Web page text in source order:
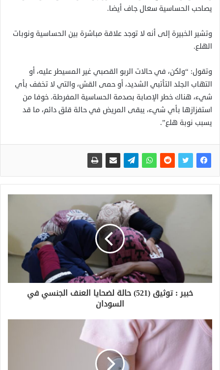
يصاحب الحساسية سعال جاف أيضا.
وتشير الخبيرة إلى أنه لا توجد علاقة مباشرة بين الحساسية ونوبات
الهلع.
وتقول: “ولكن، في حالات الربو القصبي غير المسيطر عليه، أو
التهاب الجلد التأتبي الشديد، أو حمى القش، والتي لا تخفف بأي
شيء، هناك خطر الإصابة بصدمة الحساسية المفرطة. خوفا من
استفزازها بأي شيء، يبقى المريض في حالة قلق دائم، ما قد
يسبب نوبة هلع”.
خبير : توثيق (521) حالة لضحايا العنف الجنسي في
السودان